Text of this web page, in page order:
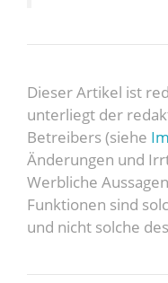
Dieser Artikel ist
unterliegt der
Betreibers (siehe
Änderungen und
Werbliche
Funktionen sind
und nicht solche